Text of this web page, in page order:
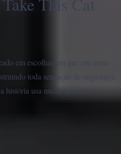
em escolhas em que um aviso
toda sensação de segurança.
usa muito bem esse